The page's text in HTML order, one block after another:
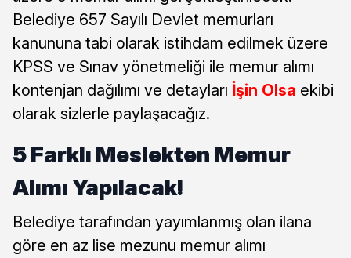
Belediye 657 Sayılı Devlet memurları
kanununa tabi olarak istihdam edilmek üzere
KPSS ve Sınav yönetmeliği ile memur alımı
kontenjan dağılımı ve detayları İşin Olsa ekibi
olarak sizlerle paylaşacağız.
5 Farklı Meslekten Memur
Alımı Yapılacak!
Belediye tarafından yayımlanmış olan ilana
göre en az lise mezunu memur alımı